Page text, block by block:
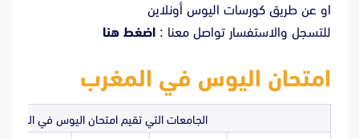
او عن طريق كورسات اليوس أونلاين
للتسجل والاستفسار تواصل معنا : اضغط هنا
امتحان اليوس في المغرب
الجامعات التي تقيم امتحان اليوس في المغرب